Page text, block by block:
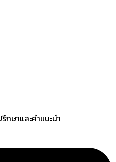
กษาและคำแนะนำ